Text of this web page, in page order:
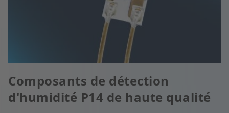
Composants de détection
d'humidité P14 de haute qualité